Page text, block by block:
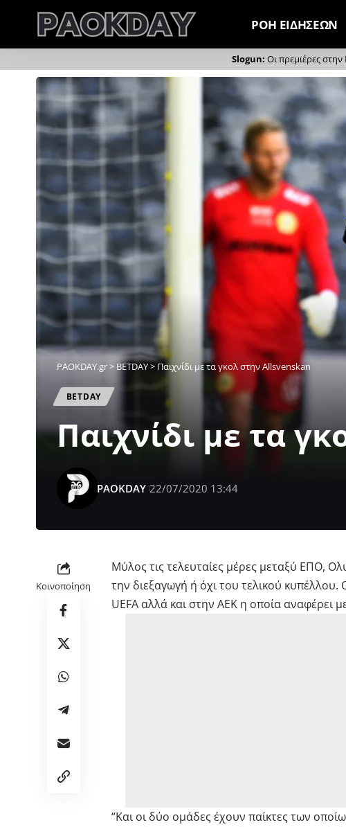
ΡΟΗ ΕΙΔΗΣΕΩΝ
Οι πρεμιέρες
PAOKDAY.gr> ΒETDAY> Παιχνίδι με τα γκολ στην Allsvenskan
ΒETDAY
Παιχνίδι με τα
PAOKDAY 22/07/2020 13:44
Κοινοποίηση
Μύλος τις τελευταίες μέρες μεταξύ ΕΠΟ,
την διεξαγωγή ή όχι του τελικού
UEFA αλλά και στην ΑΕΚ η οποία αναφέρει
“Και οι δύο ομάδες έχουν παίκτες των